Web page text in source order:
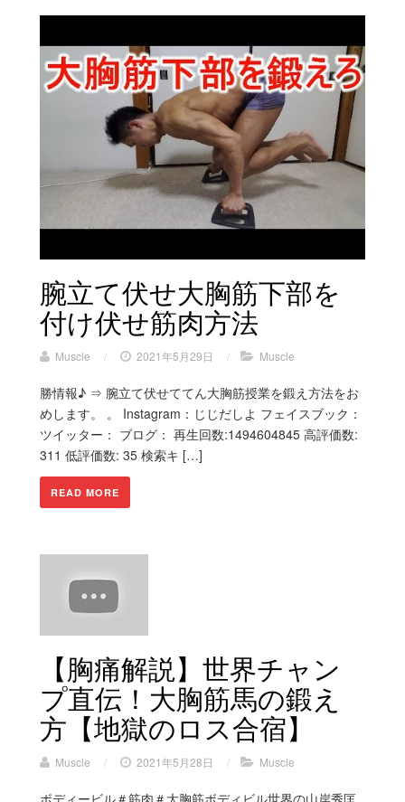
腕立て伏せ大胸筋下部を
付け伏せ筋肉方法
Muscle / 2021年5月29日 / Muscle
勝情報♪ ⇒ 腕立て伏せててん大胸筋授業を鍛え方法をお
めします。 。 Instagram：じじだしよ フェイスブック：
ツイッター： ブログ： 再生回数:1494604845 高評価数:
311 低評価数: 35 検索キ […]
READ MORE
【胸痛解説】世界チャン
プ直伝！大胸筋馬の鍛え
方【地獄のロス合宿】
Muscle / 2021年5月28日 / Muscle